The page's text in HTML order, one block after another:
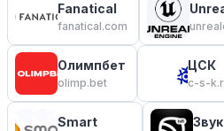
Fanatical
fanatical.com
Олимпбет
olimp.bet
ЦСК
c-s-
Smart Звук